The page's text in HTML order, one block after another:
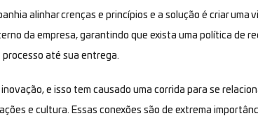
alinhar crenças e princípios e a solução é criar uma
da empresa, garantindo que exista uma política de
até sua entrega.
e isso tem causado uma corrida para se
e cultura. Essas conexões são de extrema